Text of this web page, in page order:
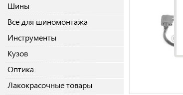
Шины
Все для шиномонтажа
Инструменты
Кузов
Оптика
Лакокрасочные товары